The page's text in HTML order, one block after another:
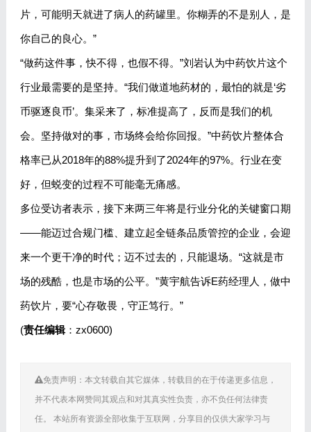
片，可能明天就进了病人的药罐里。你糊弄的不是别人，是
你自己的良心。”
“做药这件事，快不得，也假不得。”刘岩认为中药饮片这个
行业最需要的是坚持。“我们做道地药材的，最怕的就是‘劣
币驱逐良币’。集采来了，标准提高了，反而是我们的机
会。坚持做对的事，市场终会给你回报。”中药饮片整体合
格率已从2018年的88%提升到了2024年的97%。行业在变
好，但蜕变的过程不可能毫无痛感。
多位受访者表示，接下来两三年将是行业分化的关键窗口期
——能迈过合规门槛、建立起全链条品质管控的企业，会迎
来一个更干净的时代；迈不过去的，只能退场。“这就是市
场的残酷，也是市场的公平。”黄宇航告诉E药经理人，做中
药饮片，要“心存敬畏，守正笃行。”
(责任编辑：zx0600)
免责声明：本文转载自其它媒体，转载目的在于传递更多信息，
并不代表本网赞同其观点和对其真实性负责，亦不负任何法律责
任。 本站所有资源全部收集于互联网，分享目的仅供大家学习与